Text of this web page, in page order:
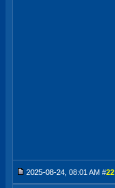
2025-08-24, 08:01 AM #22